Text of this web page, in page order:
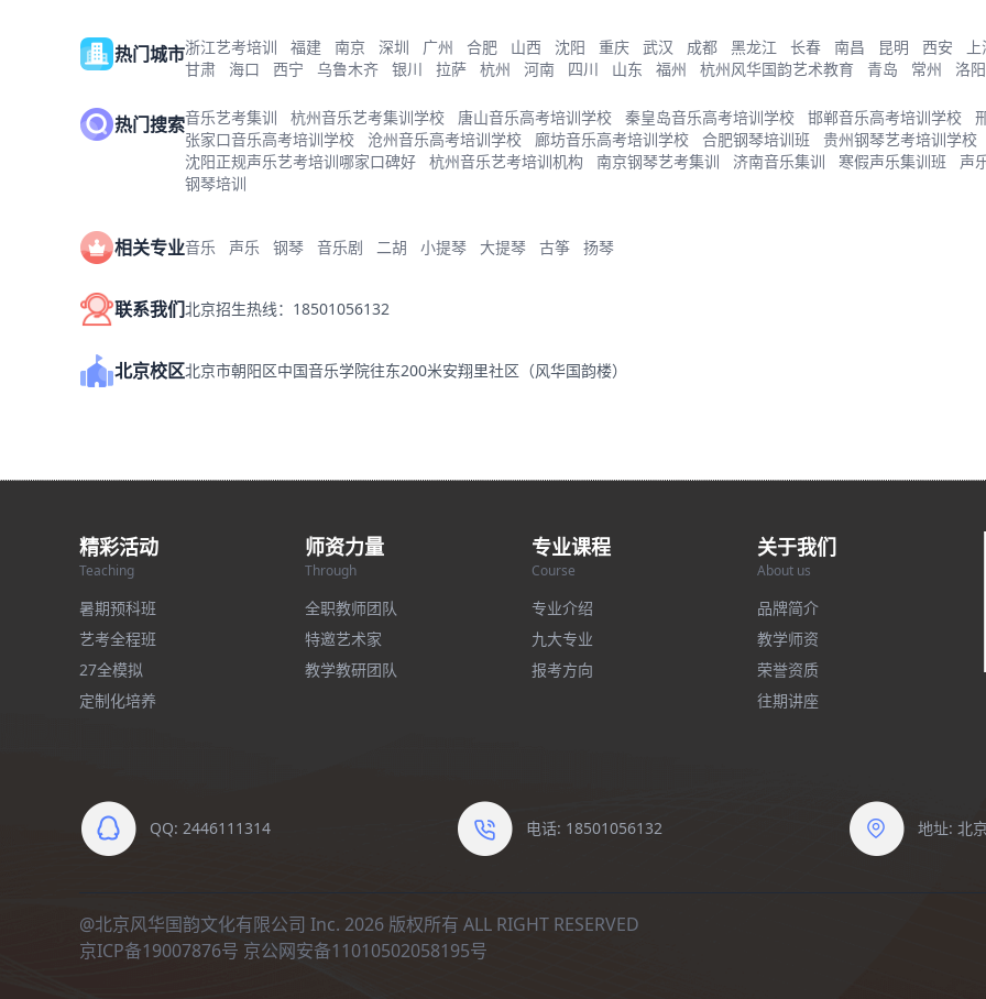
热门城市浙江艺考培训 福建 南京 深圳 广州 合肥 山西 沈阳 重庆 武汉 成都 黑龙江 长春 南昌 昆明 西安
甘肃
海口 西宁 乌鲁木齐 银川 拉萨 杭州 河南 四川 山东 福州 杭州风华国韵艺术教育 青岛 常州 洛阳
热门搜索音乐艺考集训 杭州音乐艺考集训学校 唐山音乐高考培训学校 秦皇岛音乐高考培训学校 邯郸音乐高考培训学校
张家口音乐高考培训学校
沧州音乐高考培训学校 廊坊音乐高考培训学校 合肥钢琴培训班
贵州钢琴艺考培训学校
沈阳正规声乐艺考培训哪家口碑好
杭州音乐艺考培训机构 南京钢琴艺考集训 济南音乐集训 寒假声乐集训班
声
钢琴培训
相关专业音乐 声乐 钢琴 音乐剧 二胡 小提琴 大提琴 古筝 扬琴
联系我们北京招生热线：18501056132
北京校区北京市朝阳区中国音乐学院往东200米安翔里社区（风华国韵楼）
精彩活动
Teaching
暑期预科班
艺考全程班
27全模拟
定制化培养
师资力量
Through
全职教师团队
特邀艺术家
教学教研团队
专业课程
Course
专业介绍
九大专业
报考方向
关于我们
About us
品牌简介
教学师资
荣誉资质
往期讲座
QQ: 2446111314 电话: 18501056132 地址: 北
@北京风华国韵文化有限公司 Inc. 2026 版权所有 ALL RIGHT RESERVED
京ICP备19007876号 京公网安备11010502058195号